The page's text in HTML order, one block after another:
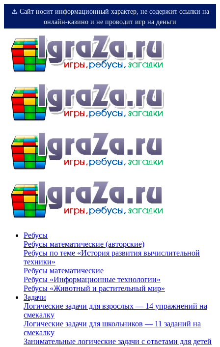
⚠️ Сайт носит информационный характер, не содержит ссылки на
онлайн-казино и не проводит игр на деньги
Ребусы
Ребусы математические (авторские)
Ребусы по теме «История развития вычислительной
техники»
Ребусы математические
Ребусы «Информационные технологии»
Ребусы «Животный и растительный мир»
Задачи
Логические задачи для взрослых — 14 упражнений на
смекалку
Логические задачи для школьников — 11 заданий на
смекалку
Занимательные логические задачи с ответами для детей